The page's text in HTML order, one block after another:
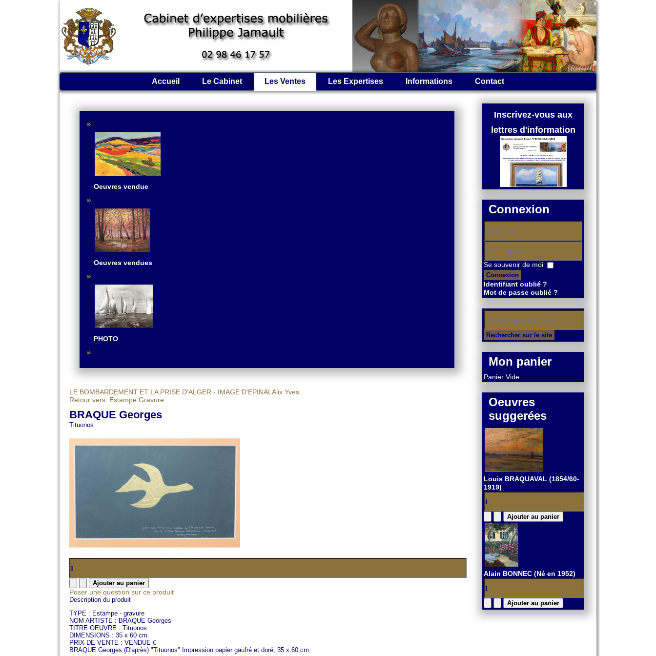
Accueil Le Cabinet Les Ventes Les Expertises Informations Contact
Oeuvres vendue
Oeuvres vendues
PHOTO
LE BOMBARDEMENT ET LA PRISE D'ALGER - IMAGE D'EPINAL Alix Yves
Retour vers: Estampe Gravure
BRAQUE Georges
Tituonos
Poser une question sur ce produit
Description du produit
TYPE : Estampe - gravure
NOM ARTISTE : BRAQUE Georges
TITRE OEUVRE : Tituonos
DIMENSIONS : 35 x 60 cm.
PRIX DE VENTE : VENDUE €
BRAQUE Georges (D'après) "Tituonos" Impression papier gaufré et doré, 35 x 60 cm.
Inscrivez-vous aux
lettres d'information
Connexion
Mot
de
passe
Se souvenir de moi
Connexion
Identifiant oublié ?
Mot de passe oublié ?
Mon panier
Panier Vide
Oeuvres
suggerées
Louis BRAQUAVAL (1854/60-
1919)
Alain BONNEC (Né en 1952)